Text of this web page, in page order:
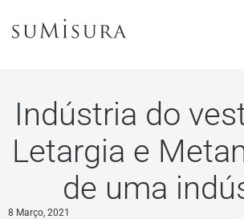
Indústria do
Letargia e
de uma
8 Março, 2021